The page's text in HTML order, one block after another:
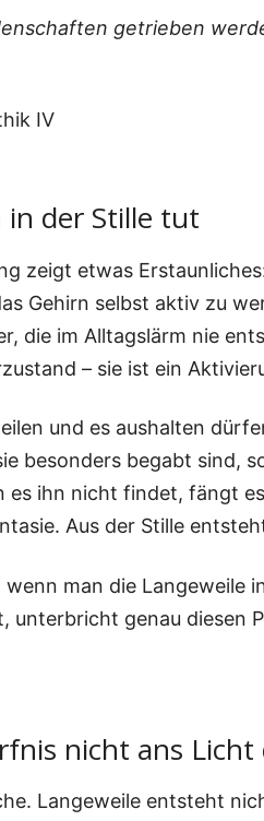
getrie­ben
IV
in der Stille tut
zeigt etwas
Gehirn selbst aktiv zu
die im All­tags­lärm nie
– sie ist ein
und es aus­hal­ten
beson­ders begabt sind,
es ihn nicht fin­det, fängt
Aus der Stil­le
wenn man die Lan­ge­wei­le
unter­bricht genau die­sen
nicht ans
Lan­ge­wei­le ent­steht